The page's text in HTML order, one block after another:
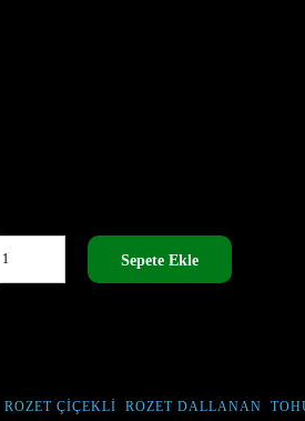
Sepete Ekle
ROZET ÇIÇEKLI ROZET DALLANAN